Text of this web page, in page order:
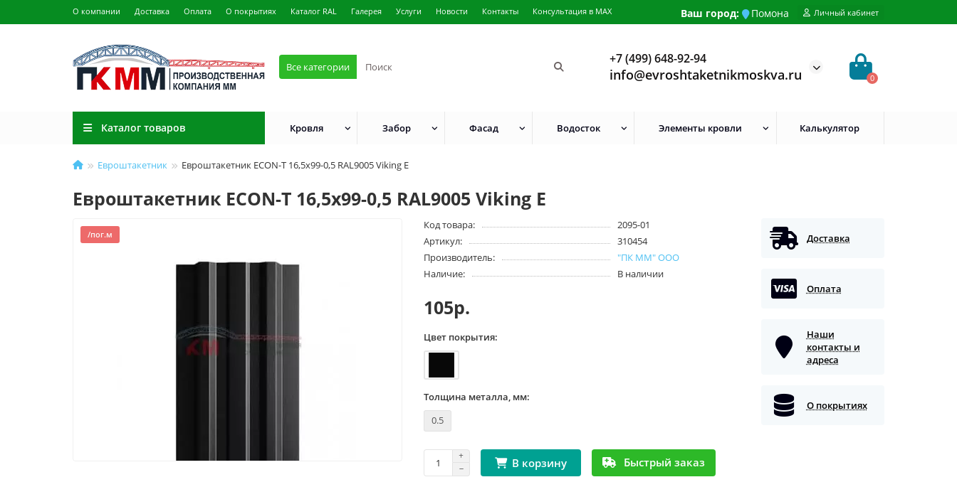
О компании Доставка Оплата О покрытиях Каталог RAL Галерея Услуги Новости Контакты Консультация в MAX Ваш город: Помона Личный кабинет
Все категории
+7 (499) 648-92-94
info@evroshtaketnikmoskva.ru 0
Каталог товаров Кровля Забор Фасад Водосток Элементы кровли Калькулятор
Евроштакетник Евроштакетник ECON-T 16,5х99-0,5 RAL9005 Viking E
Евроштакетник ECON-T 16,5х99-0,5 RAL9005 Viking E
/пог.м
Код товара:
2095-01
Артикул:
310454
Производитель:
"ПК ММ" ООО
Наличие:
В наличии
105р.
Цвет покрытия:
Толщина металла, мм:
0.5
В корзину Быстрый заказ
Доставка
Оплата
Наши
контакты и
адреса
О покрытиях